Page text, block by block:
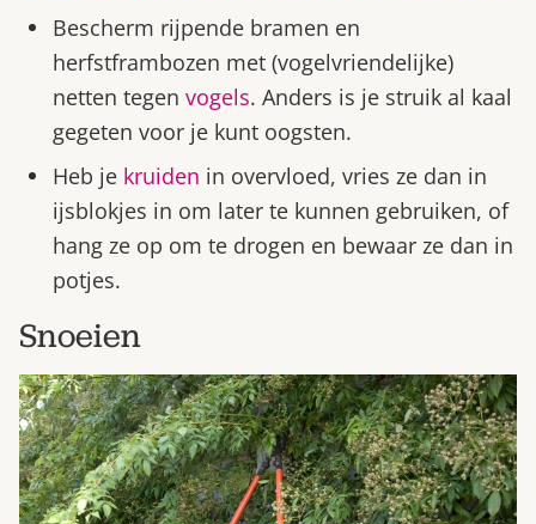
Bescherm rijpende bramen en
herfstframbozen met (vogelvriendelijke)
netten tegen vogels. Anders is je struik al kaal
gegeten voor je kunt oogsten.
Heb je kruiden in overvloed, vries ze dan in
ijsblokjes in om later te kunnen gebruiken, of
hang ze op om te drogen en bewaar ze dan in
potjes.
Snoeien